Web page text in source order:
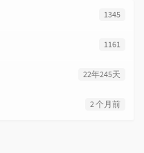
1345
1161
22年245天
2 个月前